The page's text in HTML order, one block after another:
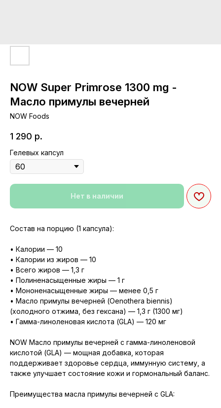
NOW Super Primrose 1300 mg -
Масло примулы вечерней
NOW Foods
1 290 р.
Гелевых капсул
Нет в наличии
Состав на порцию (1 капсула):
• Калории — 10
• Калории из жиров — 10
• Всего жиров — 1,3 г
• Полиненасыщенные жиры — 1 г
• Мононенасыщенные жиры — менее 0,5 г
• Масло примулы вечерней (Oenothera biennis)
(холодного отжима, без гексана) — 1,3 г (1300 мг)
• Гамма-линоленовая кислота (GLA) — 120 мг
NOW Масло примулы вечерней с гамма-линоленовой
кислотой (GLA) — мощная добавка, которая
поддерживает здоровье сердца, иммунную систему, а
также улучшает состояние кожи и гормональный баланс.
Преимущества масла примулы вечерней с GLA: